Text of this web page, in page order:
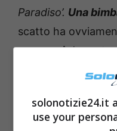
Paradiso’. Una
scatto ha
consensida parte
hanno potuto fare
sia
degli anni.
solonotizie24.it
use your